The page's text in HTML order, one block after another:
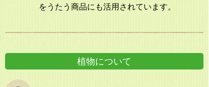
をうたう商品にも活用されています。
植物について